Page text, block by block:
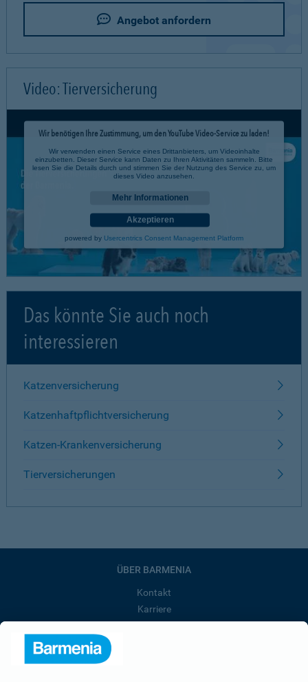
Angebot anfordern
Video: Tierversicherung
Wir benötigen Ihre Zustimmung, um den YouTube Video-Service zu laden!
Wir verwenden einen Service eines Drittanbieters, um Videoinhalte
einzubetten. Dieser Service kann Daten zu Ihren Aktivitäten sammeln. Bitte
lesen Sie die Details durch und stimmen Sie der Nutzung des Service zu, um
dieses Video anzusehen.
Mehr Informationen
Akzeptieren
powered by Usercentrics Consent Management Platform
Das könnte Sie auch noch
interessieren
Katzenversicherung
Katzenhaftpflichtversicherung
Katzen-Krankenversicherung
Tierversicherungen
ÜBER BARMENIA
Kontakt
Karriere